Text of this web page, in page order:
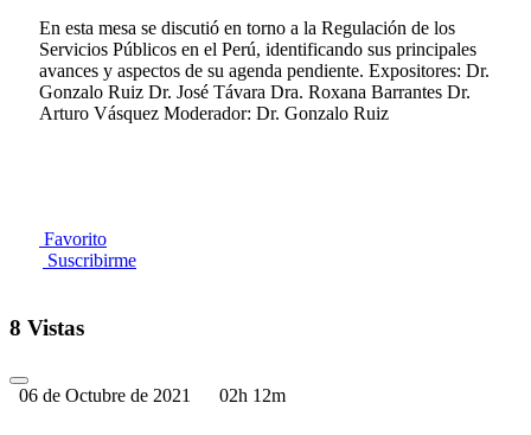
En esta mesa se discutió en torno a la Regulación de los
Servicios Públicos en el Perú, identificando sus principales
avances y aspectos de su agenda pendiente. Expositores: Dr.
Gonzalo Ruiz Dr. José Távara Dra. Roxana Barrantes Dr.
Arturo Vásquez Moderador: Dr. Gonzalo Ruiz
Favorito
Suscribirme
8 Vistas
06 de Octubre de 2021 02h 12m